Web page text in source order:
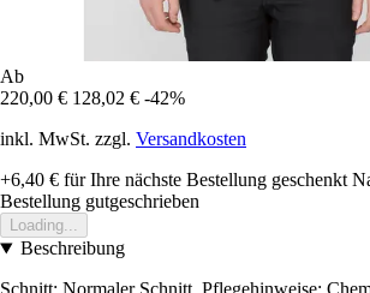
Ab
220,00 € 128,02 € -42%
inkl. MwSt. zzgl. Versandkosten
+6,40 € für Ihre nächste Bestellung geschenkt
Bestellung gutgeschrieben
Loading...
Beschreibung